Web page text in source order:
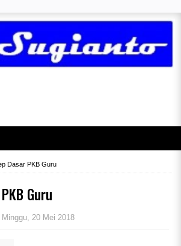
Dasar PKB Guru
Guru
Minggu, 20 Mei 2018